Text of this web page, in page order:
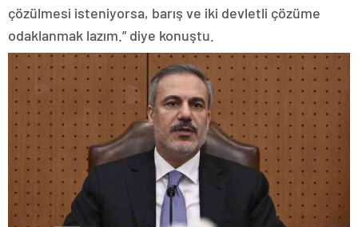
çözülmesi isteniyorsa, barış ve iki devletli çözüme
odaklanmak lazım.” diye konuştu.